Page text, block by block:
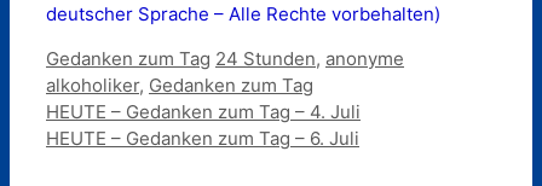
deutscher Sprache – Alle Rechte vorbehalten)
Kategorien
Gedanken zum Tag Schlagwörter
24 Stunden, anonyme
alkoholiker, Gedanken zum Tag
HEUTE – Gedanken zum Tag – 4. Juli
HEUTE – Gedanken zum Tag – 6. Juli